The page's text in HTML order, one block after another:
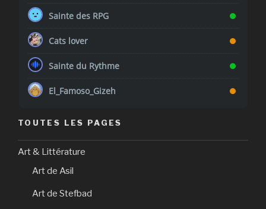
Sainte des RPG
Cats lover
Sainte du Rythme
El_Famoso_Gizeh
TOUTES LES PAGES
Art & Littérature
Art de Asil
Art de Stefbad